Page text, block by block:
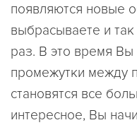
появляются новые
выбрасываете и
раз. В это время Вы
промежутки между
становятся все
интересное, Вы